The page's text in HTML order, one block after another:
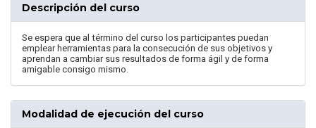
Descripción del curso
Se espera que al término del curso los participantes puedan
emplear herramientas para la consecución de sus objetivos y
aprendan a cambiar sus resultados de forma ágil y de forma
amigable consigo mismo.
Modalidad de ejecución del curso